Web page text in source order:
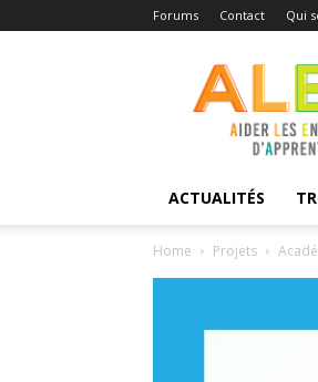
Forums Contact Qui
Aledas
ACTUALITÉS
Home Projets